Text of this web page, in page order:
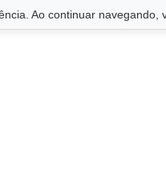
Ao continuar navegando,